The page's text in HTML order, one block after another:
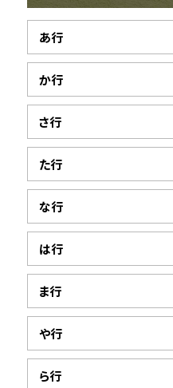
あ行
か行
さ行
た行
な行
は行
ま行
や行
ら行